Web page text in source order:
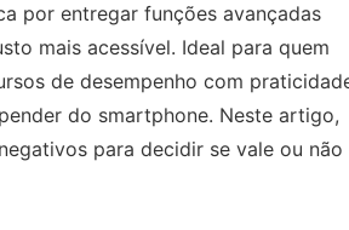
por entregar funções avançadas
mais acessível. Ideal para quem
de desempenho com
do smartphone. Neste artigo,
para decidir se vale ou não